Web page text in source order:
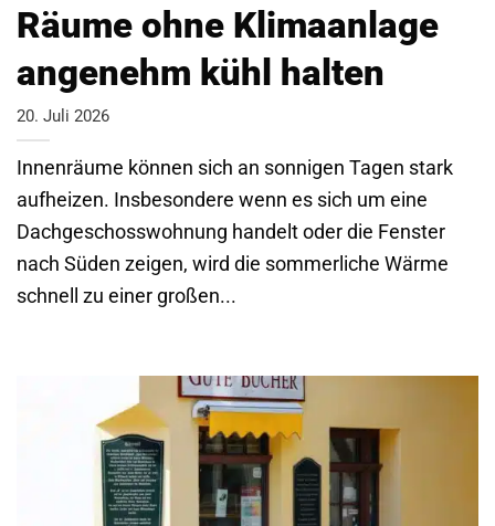
Räume ohne Klimaanlage
angenehm kühl halten
20. Juli 2026
Innenräume können sich an sonnigen Tagen stark
aufheizen. Insbesondere wenn es sich um eine
Dachgeschosswohnung handelt oder die Fenster
nach Süden zeigen, wird die sommerliche Wärme
schnell zu einer großen...